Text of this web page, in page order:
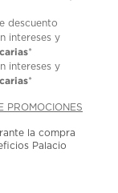
descuento
intereses y
*
intereses y
*
PROMOCIONES
la compra
Palacio